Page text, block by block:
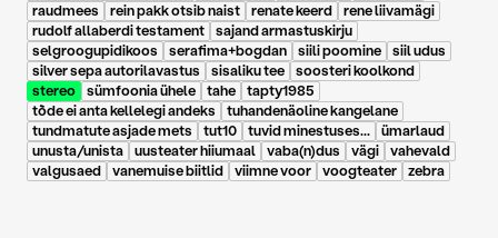
raudmees
rein pakk otsib naist renate keerd
rene liivamägi
rudolf allaberdi testament
sajand armastuskirju
selgroogupidikoos
serafima+bogdan siili poomine
siil udus
silver sepa autorilavastus
sisaliku tee
soosteri koolkond
stereo
sümfoonia ühele tahe
tapty1985
tõde ei anta kellelegi andeks
tuhandenäoline kangelane
tundmatute asjade mets
tut10 tuvid minestuses...
ümarlaud
unusta/unista
uusteater hiiumaal vaba(n)dus vägi
vahevald
valgusaed
vanemuise biitlid viimne voor voogteater zebra